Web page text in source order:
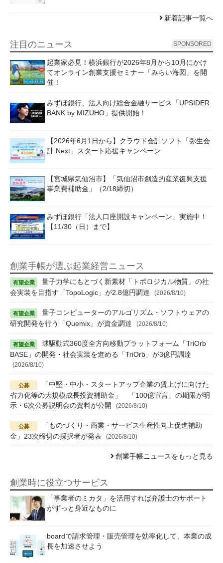
新着記事一覧へ
注目のニュース SPONSORED
起業家必見！横浜銀行が2026年8月から10月にかけ
てオンライン創業支援セミナー「みらい海図」を開
催！
みずほ銀行、法人向け総合金融サービス「UPSIDER
BANK by MIZUHO」提供開始！
【2026年6月1日から】クラウド会計ソフト「弥生会
計 Next」スタート応援キャンペーン
【宮城県気仙沼市】「気仙沼市創造的産業復興支援
事業費補助金」（2/18締切）
みずほ銀行「法人口座開設キャンペーン」実施中！
【11/30（日）まで】
創業手帳が選ぶ起業経営ニュース
量子力学にもとづく新素材「トポロジカル物質」の社
会実装を目指す「TopoLogic」が2.8億円調達
(2026/8/10)
量子コンピューターのアルゴリズム・ソフトウェアの
研究開発を行う「Quemix」が資金調達
(2026/8/10)
球駆動式360度全方向移動プラットフォーム「TriOrb
BASE」の開発・社会実装を進める「TriOrb」が3億円調達
(2026/8/10)
「中堅・中小・スタートアップ企業の賃上げに向けた
省力化等の大規模成長投資補助金」 「100億宣言」の期限が明
示・6次公募説明会の資料が公開
(2026/8/10)
「ものづくり・商業・サービス生産性向上促進補助
金」23次締切の採択者が発表
(2026/8/10)
創業手帳ニュースをもっと見る
創業時に役立つサービス
「事業者のミカタ」を活用すれば弁護士のサポート
がずっと身近なものに
boardで請求管理・販売管理を効率化して、本業の成
長を加速させよう